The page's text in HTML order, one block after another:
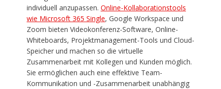
individuell anzupassen. Online-Kollaborationstools
wie Microsoft 365 Single, Google Workspace und
Zoom bieten Videokonferenz-Software, Online-
Whiteboards, Projektmanagement-Tools und Cloud-
Speicher und machen so die virtuelle
Zusammenarbeit mit Kollegen und Kunden möglich.
Sie ermöglichen auch eine effektive Team-
Kommunikation und -Zusammenarbeit unabhängig